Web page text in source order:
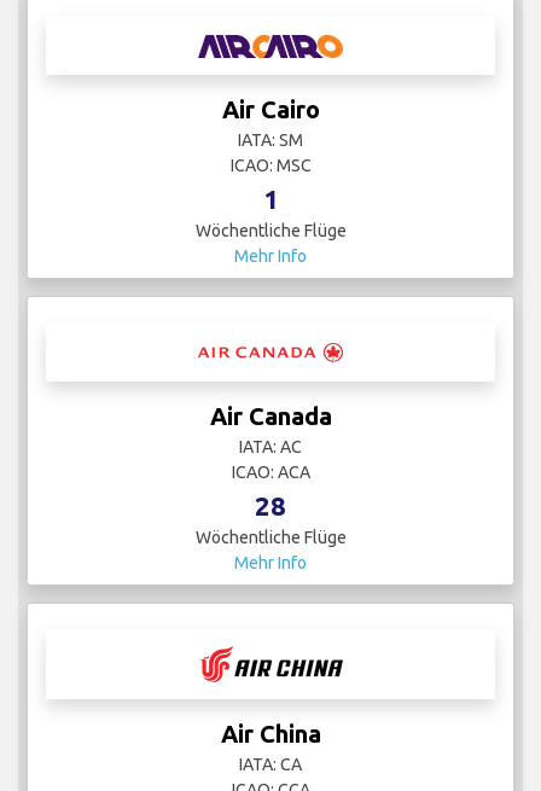
Air Cairo
IATA: SM
ICAO: MSC
1
Wöchentliche Flüge
Mehr Info
Air Canada
IATA: AC
ICAO: ACA
28
Wöchentliche Flüge
Mehr Info
Air China
IATA: CA